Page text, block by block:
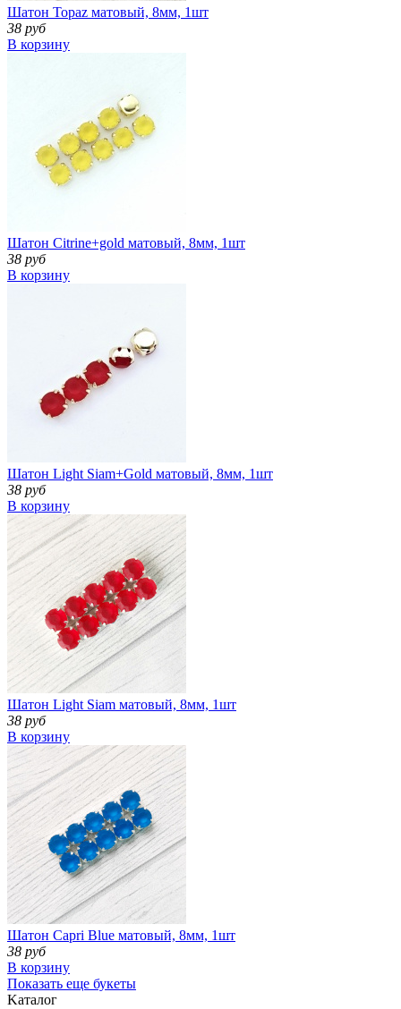
Шатон Topaz матовый, 8мм, 1шт
38 руб
В корзину
Шатон Citrine+gold матовый, 8мм, 1шт
38 руб
В корзину
Шатон Light Siam+Gold матовый, 8мм, 1шт
38 руб
В корзину
Шатон Light Siam матовый, 8мм, 1шт
38 руб
В корзину
Шатон Capri Blue матовый, 8мм, 1шт
38 руб
В корзину
Показать еще букеты
Kаталог